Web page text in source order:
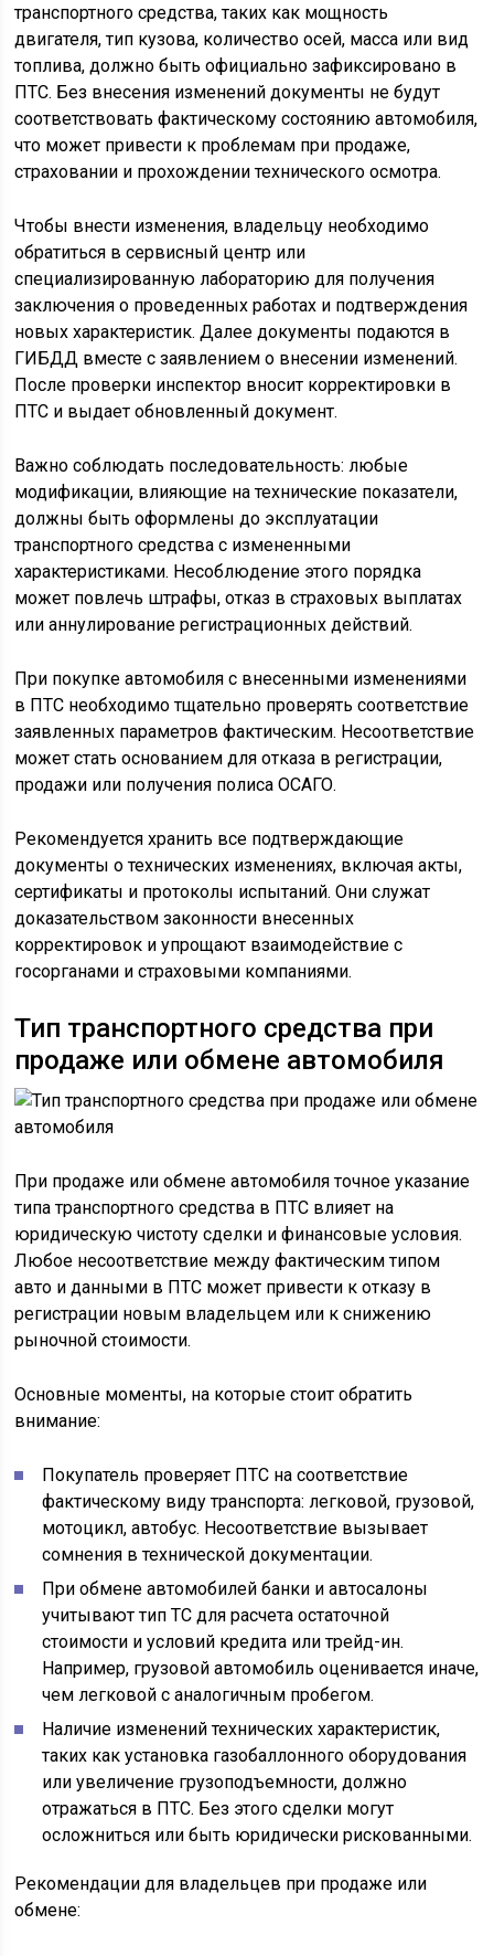
транспортного средства, таких как мощность
двигателя, тип кузова, количество осей, масса или вид
топлива, должно быть официально зафиксировано в
ПТС. Без внесения изменений документы не будут
соответствовать фактическому состоянию автомобиля,
что может привести к проблемам при продаже,
страховании и прохождении технического осмотра.
Чтобы внести изменения, владельцу необходимо
обратиться в сервисный центр или
специализированную лабораторию для получения
заключения о проведенных работах и подтверждения
новых характеристик. Далее документы подаются в
ГИБДД вместе с заявлением о внесении изменений.
После проверки инспектор вносит корректировки в
ПТС и выдает обновленный документ.
Важно соблюдать последовательность: любые
модификации, влияющие на технические показатели,
должны быть оформлены до эксплуатации
транспортного средства с измененными
характеристиками. Несоблюдение этого порядка
может повлечь штрафы, отказ в страховых выплатах
или аннулирование регистрационных действий.
При покупке автомобиля с внесенными изменениями
в ПТС необходимо тщательно проверять соответствие
заявленных параметров фактическим. Несоответствие
может стать основанием для отказа в регистрации,
продажи или получения полиса ОСАГО.
Рекомендуется хранить все подтверждающие
документы о технических изменениях, включая акты,
сертификаты и протоколы испытаний. Они служат
доказательством законности внесенных
корректировок и упрощают взаимодействие с
госорганами и страховыми компаниями.
Тип транспортного средства при
продаже или обмене автомобиля
При продаже или обмене автомобиля точное указание
типа транспортного средства в ПТС влияет на
юридическую чистоту сделки и финансовые условия.
Любое несоответствие между фактическим типом
авто и данными в ПТС может привести к отказу в
регистрации новым владельцем или к снижению
рыночной стоимости.
Основные моменты, на которые стоит обратить
внимание:
Покупатель проверяет ПТС на соответствие
фактическому виду транспорта: легковой, грузовой,
мотоцикл, автобус. Несоответствие вызывает
сомнения в технической документации.
При обмене автомобилей банки и автосалоны
учитывают тип ТС для расчета остаточной
стоимости и условий кредита или трейд-ин.
Например, грузовой автомобиль оценивается иначе,
чем легковой с аналогичным пробегом.
Наличие изменений технических характеристик,
таких как установка газобаллонного оборудования
или увеличение грузоподъемности, должно
отражаться в ПТС. Без этого сделки могут
осложниться или быть юридически рискованными.
Рекомендации для владельцев при продаже или
обмене: